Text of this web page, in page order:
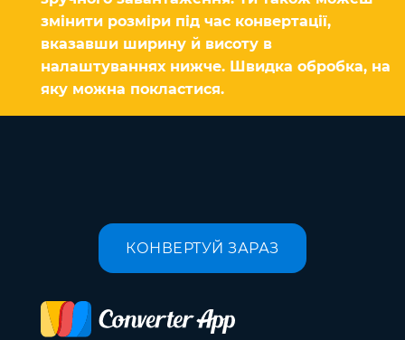
змінити розміри під час конвертації,
вказавши ширину й висоту в
налаштуваннях нижче. Швидка обробка, на
яку можна покластися.
КОНВЕРТУЙ ЗАРАЗ